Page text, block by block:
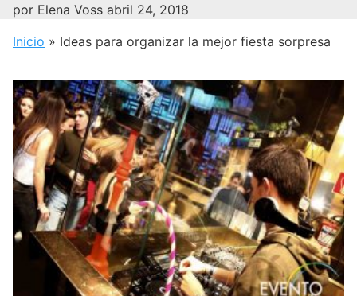
por Elena Voss abril 24, 2018
Inicio » Ideas para organizar la mejor fiesta sorpresa